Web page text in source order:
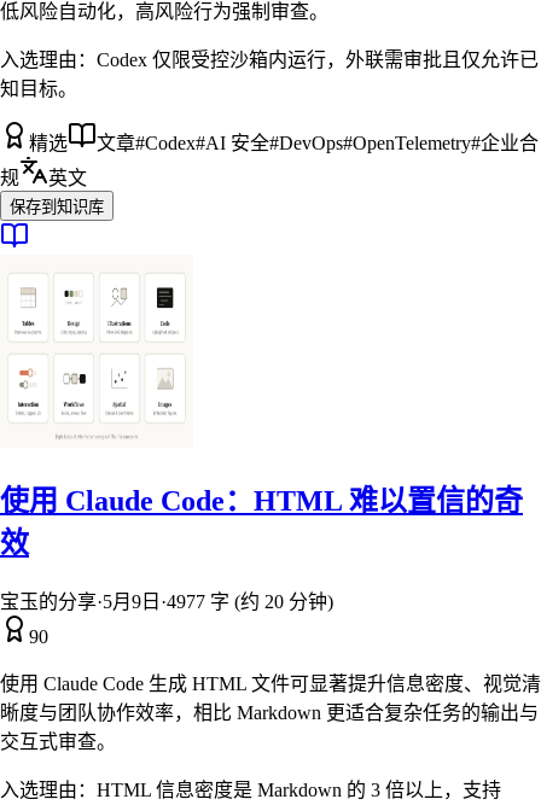
低风险自动化，高风险行为强制审查。
入选理由： Codex 仅限受控沙箱内运行，外联需审批且仅允许已
知目标。
精选 文章#Codex#AI 安全#DevOps#OpenTelemetry#企业合
规
英文
保存到知识库
使用 Claude Code：HTML 难以置信的奇
效
宝玉的分享·5月9日 ·4977 字 (约 20 分钟)
90
使用 Claude Code 生成 HTML 文件可显著提升信息密度、视觉清
晰度与团队协作效率，相比 Markdown 更适合复杂任务的输出与
交互式审查。
入选理由： HTML 信息密度是 Markdown 的 3 倍以上，支持